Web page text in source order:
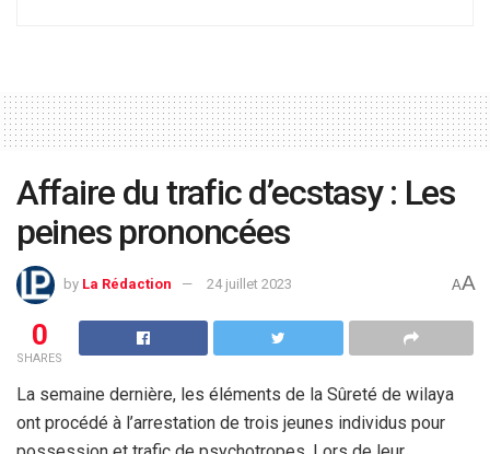
Affaire du trafic d’ecstasy : Les
peines prononcées
by La Rédaction 24 juillet 2023 AA
0
SHARES
La semaine dernière, les éléments de la Sûreté de wilaya
ont procédé à l’arrestation de trois jeunes individus pour